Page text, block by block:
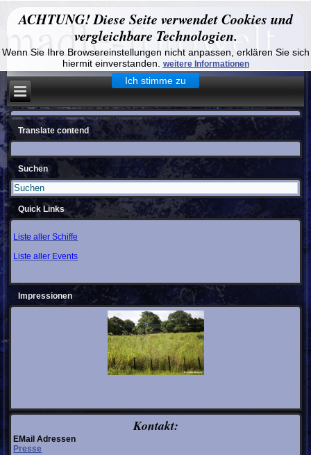
ACHTUNG! Diese Seite verwendet Cookies und
vergleichbare Technologien.
Wenn Sie Ihre Browsereinstellungen nicht anpassen, erklären Sie sich
hiermit einverstanden.
weitere Informationen
Ich stimme zu
Translate contend
Suchen
Quick Links
Liste aller Schiffe
Liste aller Events
Impressionen
Kontakt:
EMail Adressen
Presse